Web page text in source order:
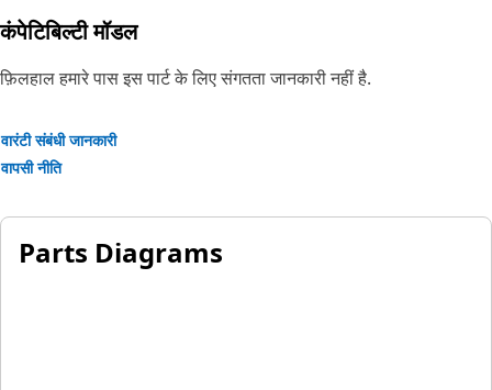
कंपेटिबिल्टी मॉडल
फ़िलहाल हमारे पास इस पार्ट के लिए संगतता जानकारी नहीं है.
वारंटी संबंधी जानकारी
वापसी नीति
Parts Diagrams